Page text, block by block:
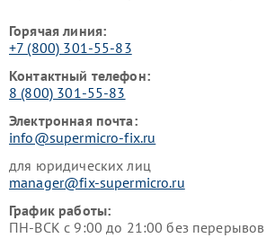
Горячая линия:
+7 (800) 301-55-83
Контактный телефон:
8 (800) 301-55-83
Электронная почта:
info@supermicro-fix.ru
для юридических лиц
manager@fix-supermicro.ru
График работы:
ПН-ВСК с 9:00 до 21:00 без